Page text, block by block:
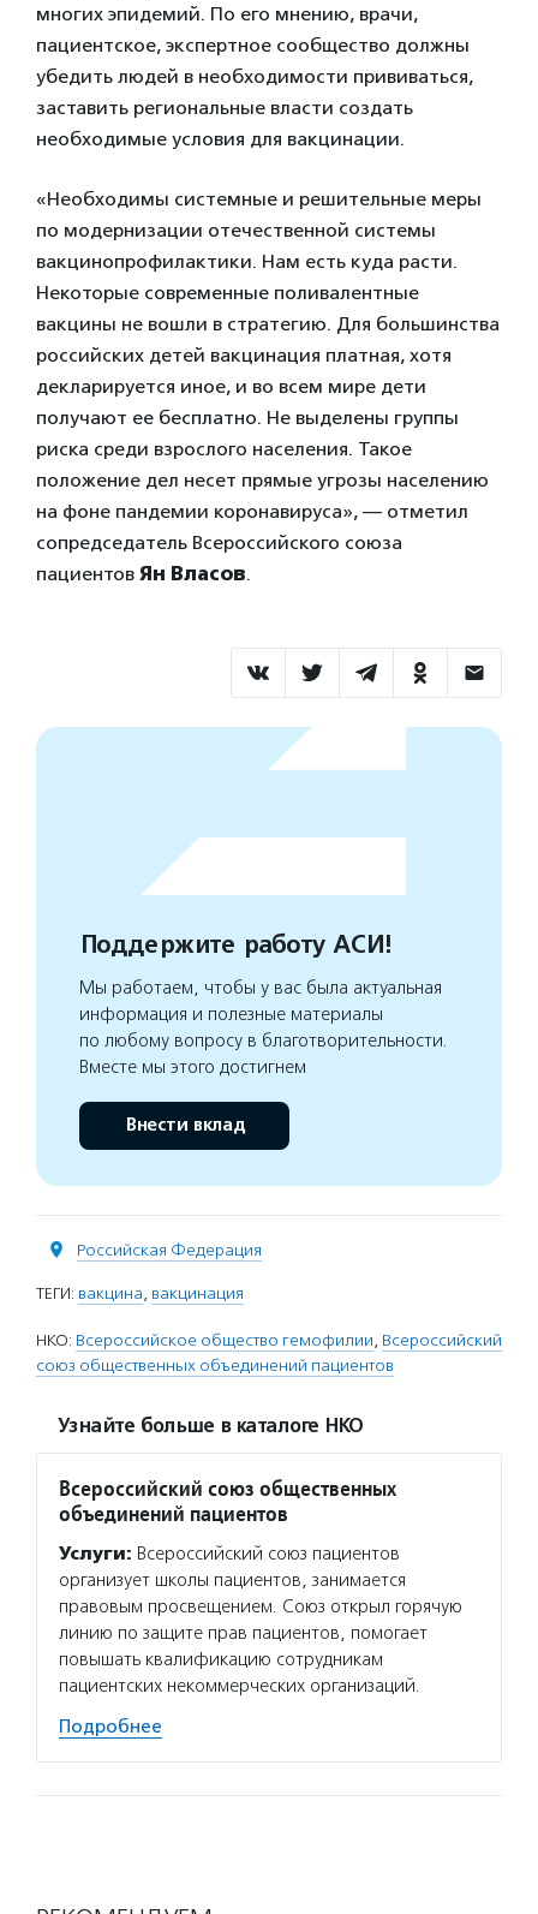
многих эпидемий. По его мнению, врачи,
пациентское, экспертное сообщество должны
убедить людей в необходимости прививаться,
заставить региональные власти создать
необходимые условия для вакцинации.
«Необходимы системные и решительные меры
по модернизации отечественной системы
вакцинопрофилактики. Нам есть куда расти.
Некоторые современные поливалентные
вакцины не вошли в стратегию. Для большинства
российских детей вакцинация платная, хотя
декларируется иное, и во всем мире дети
получают ее бесплатно. Не выделены группы
риска среди взрослого населения. Такое
положение дел несет прямые угрозы населению
на фоне пандемии коронавируса», — отметил
сопредседатель Всероссийского союза
пациентов Ян Власов.
Поддержите работу АСИ!
Мы работаем, чтобы у вас была актуальная
информация и полезные материалы
по любому вопросу в благотворительности.
Вместе мы этого достигнем
Внести вклад
Российская Федерация
ТЕГИ: вакцина, вакцинация
НКО: Всероссийское общество гемофилии, Всероссийский
союз общественных объединений пациентов
Узнайте больше в каталоге НКО
Всероссийский союз общественных
объединений пациентов
Услуги: Всероссийский союз пациентов
организует школы пациентов, занимается
правовым просвещением. Союз открыл горячую
линию по защите прав пациентов, помогает
повышать квалификацию сотрудникам
пациентских некоммерческих организаций.
Подробнее